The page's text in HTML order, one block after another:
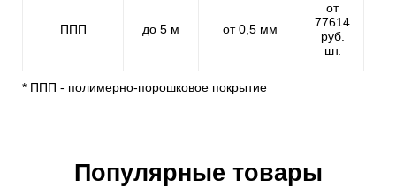
ППП до 5 м от 0,5 мм
от
77614
руб.
шт.
* ППП - полимерно-порошковое покрытие
Популярные товары